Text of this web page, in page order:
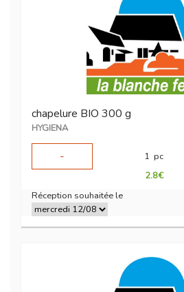
chapelure BIO 300 g
HYGIENA
-
1 pc
2.8€
Réception souhaitée le